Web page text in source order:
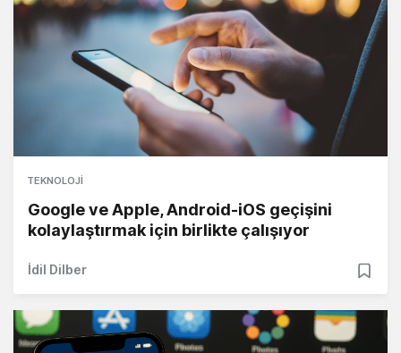
TEKNOLOJI
Google ve Apple, Android-iOS geçişini
kolaylaştırmak için birlikte çalışıyor
İdil Dilber